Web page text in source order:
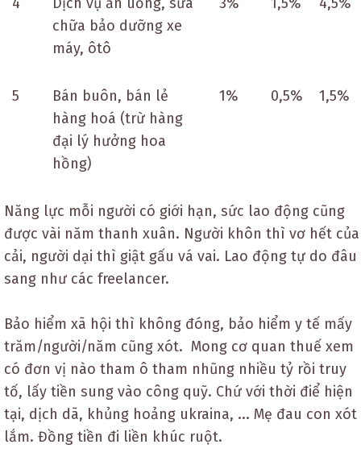
chữa bảo dưỡng xe
máy, ôtô
5
Bán buôn, bán lẻ
hàng hoá (trừ hàng
đại lý hưởng hoa
hồng)
1% 0,5% 1,5%
Năng lực mỗi người có giới hạn, sức lao động cũng
được vài năm thanh xuân. Người khôn thì vơ hết của
cải, người dại thì giật gấu vá vai. Lao động tự do đâu
sang như các freelancer.
Bảo hiểm xã hội thì không đóng, bảo hiểm y tế mấy
trăm/người/năm cũng xót. Mong cơ quan thuế xem
có đơn vị nào tham ô tham nhũng nhiều tỷ rồi truy
tố, lấy tiền sung vào công quỹ. Chứ với thời điể hiện
tại, dịch dã, khủng hoảng ukraina, ... Mẹ đau con xót
lắm. Đồng tiền đi liền khúc ruột.